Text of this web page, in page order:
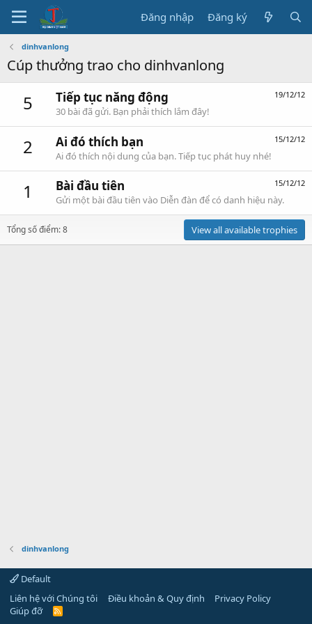
Đăng nhập Đăng ký
dinhvanlong
Cúp thưởng trao cho dinhvanlong
5 19/12/12
Tiếp tục năng động
30 bài đã gửi. Bạn phải thích lắm đây!
2 15/12/12
Ai đó thích bạn
Ai đó thích nội dung của bạn. Tiếp tục phát huy nhé!
1 15/12/12
Bài đầu tiên
Gửi một bài đầu tiên vào Diễn đàn để có danh hiệu này.
Tổng số điểm: 8 View all available trophies
dinhvanlong
Default
Liên hệ với Chúng tôi
Điều khoản & Quy định
Privacy Policy
Giúp đỡ
R